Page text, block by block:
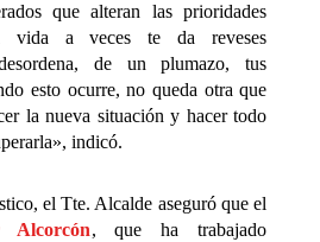
que alteran las prioridades
vida a veces te da reveses
de un plumazo, tus
esto ocurre, no queda otra que
la nueva situación y hacer todo
indicó.
el Tte. Alcalde aseguró que el
Alcorcón, que ha trabajado